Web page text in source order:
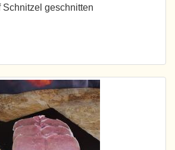
geschnitten